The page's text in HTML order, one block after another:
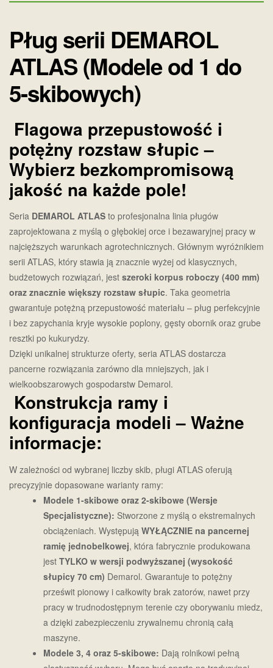
Pług serii DEMAROL
ATLAS (Modele od 1 do
5-skibowych)
Flagowa przepustowość i
potężny rozstaw słupic –
Wybierz bezkompromisową
jakość na każde pole!
Seria DEMAROL ATLAS to profesjonalna linia pługów
zaprojektowana z myślą o głębokiej orce i bezawaryjnej pracy w
najcięższych warunkach agrotechnicznych. Głównym wyróżnikiem
serii ATLAS, który stawia ją znacznie wyżej od klasycznych,
budżetowych rozwiązań, jest szeroki korpus roboczy (400 mm)
oraz znacznie większy rozstaw słupic. Taka geometria
gwarantuje potężną przepustowość materiału – pług perfekcyjnie
i bez zapychania kryje wysokie poplony, gęsty obornik oraz grube
resztki po kukurydzy.
Dzięki unikalnej strukturze oferty, seria ATLAS dostarcza
pancerne rozwiązania zarówno dla mniejszych, jak i
wielkoobszarowych gospodarstw Demarol.
Konstrukcja ramy i
konfiguracja modeli – Ważne
informacje:
W zależności od wybranej liczby skib, pługi ATLAS oferują
precyzyjnie dopasowane warianty ramy:
Modele 1-skibowe oraz 2-skibowe (Wersje
Specjalistyczne): Stworzone z myślą o ekstremalnych
obciążeniach. Występują WYŁĄCZNIE na pancernej
ramię jednobelkowej, która fabrycznie produkowana
jest TYLKO w wersji podwyższanej (wysokość
słupicy 70 cm) Demarol. Gwarantuje to potężny
prześwit pionowy i całkowity brak zatorów, nawet przy
pracy w trudnodostępnym terenie czy oborywaniu miedz,
a dzięki zabezpieczeniu zrywalnemu chronią całą
maszyne.
Modele 3, 4 oraz 5-skibowe: Dają rolnikowi pełną